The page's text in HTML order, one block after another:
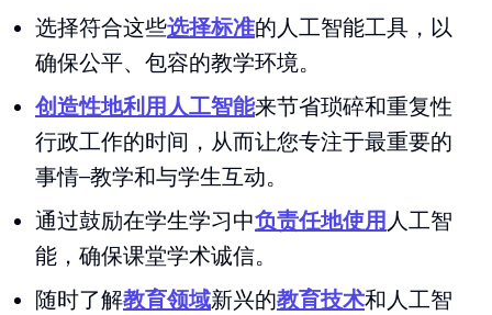
选择符合这些选择标准的人工智能工具，以
确保公平、包容的教学环境。
创造性地利用人工智能来节省琐碎和重复性
行政工作的时间，从而让您专注于最重要的
事情–教学和与学生互动。
通过鼓励在学生学习中负责任地使用 人工智
能，确保课堂学术诚信。
随时了解教育领域新兴的教育技术和人工智